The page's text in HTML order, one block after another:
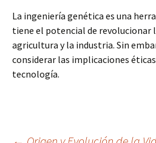
La ingeniería genética es una
tiene el potencial de revolucionar
agricultura y la industria. Sin
considerar las implicaciones
tecnología.